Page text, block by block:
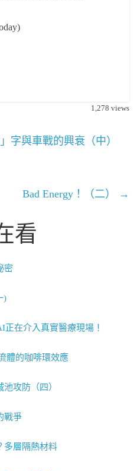
1,278 views
字與車戰的興衰（中）
Bad Energy！（二） →
看
密
)
在介入真實醫療現場！
體的咖啡環效應
攻防（四）
戰爭
多層隔熱材料